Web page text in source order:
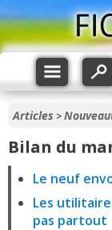
Articles >
Bilan du
Le neuf
Les
pas partout